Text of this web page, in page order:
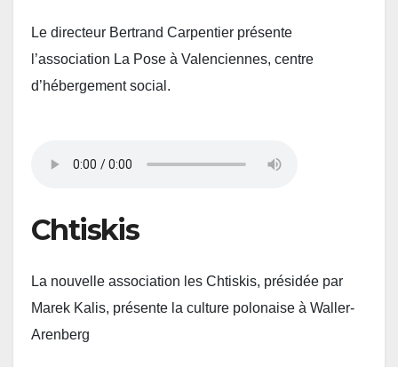
Le directeur Bertrand Carpentier présente
l’association La Pose à Valenciennes, centre
d’hébergement social.
Chtiskis
La nouvelle association les Chtiskis, présidée par
Marek Kalis, présente la culture polonaise à Waller-
Arenberg